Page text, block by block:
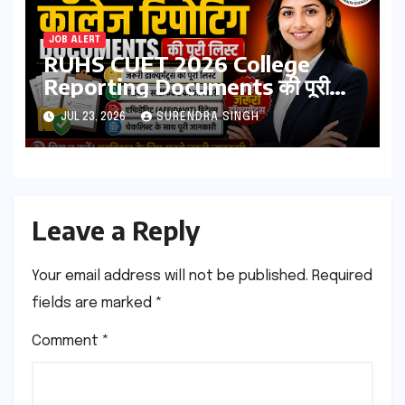
JOB ALERT
RUHS CUET 2026 College
Reporting Documents की पूरी
लिस्ट | जरूरी डॉक्यूमेंट्स, मेडिकल
सर्टिफिकेट, एफिडेविट & चेकलिस्ट
JUL 23, 2026 SURENDRA SINGH
Leave a Reply
Your email address will not be published. Required
fields are marked *
Comment *